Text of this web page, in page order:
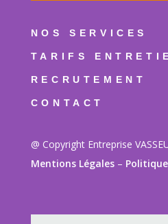
NOS SERVICES
TARIFS
RECRUTEMENT
CONTACT
@ Copyright Entreprise
Mentions Légales–